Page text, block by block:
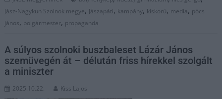
Jász-Nagykun Szolnok megye, Jászapáti, kampány, kiskorú, media, pöcs
jános, polgármester, propaganda
A súlyos szolnoki buszbaleset Lázár János
szemüvegén át – délután friss hírekkel szolgált
a miniszter
2025.10.22. Kiss Lajos